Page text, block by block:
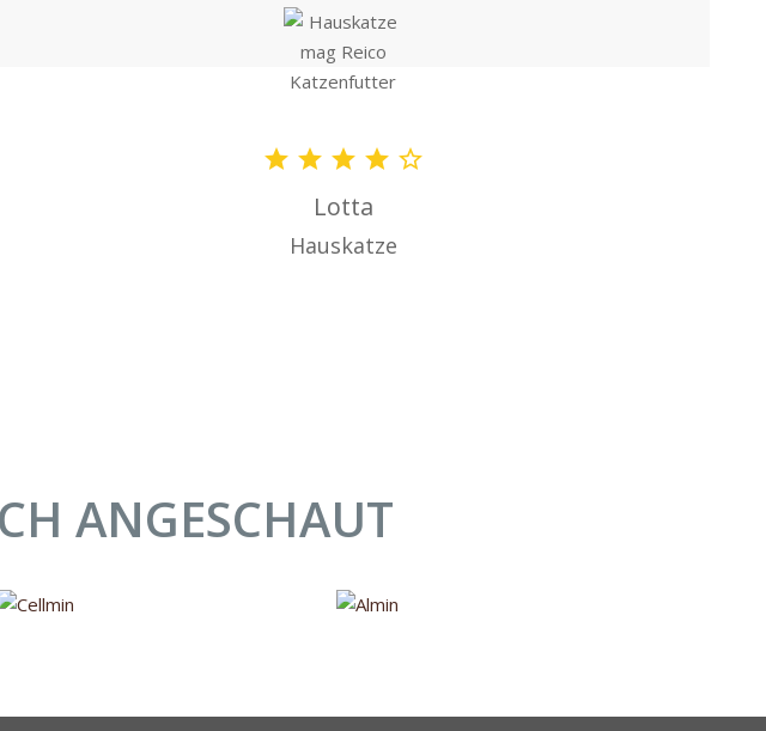
Lotta
Hauskatze
ANGESCHAUT